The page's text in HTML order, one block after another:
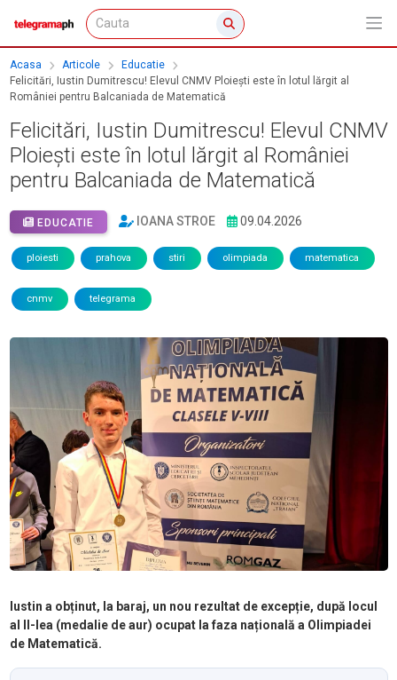
Acasa Articole
Educatie
Felicitări, Iustin Dumitrescu! Elevul CNMV Ploiești este în lotul lărgit al
României pentru Balcaniada de Matematică
Felicitări, Iustin Dumitrescu! Elevul CNMV
Ploiești este în lotul lărgit al României
pentru Balcaniada de Matematică
EDUCATIE IOANA STROE 09.04.2026
ploiesti prahova stiri olimpiada matematica
cnmv telegrama
Iustin a obținut, la baraj, un nou rezultat de excepție, după locul
al II-lea (medalie de aur) ocupat la faza națională a Olimpiadei
de Matematică.